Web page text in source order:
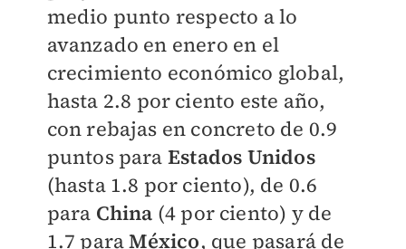
medio punto respecto a lo
avanzado en enero en el
crecimiento económico global,
hasta 2.8 por ciento este año,
con rebajas en concreto de 0.9
puntos para Estados Unidos
(hasta 1.8 por ciento), de 0.6
para China (4 por ciento) y de
1.7 paraMéxico, que pasará de